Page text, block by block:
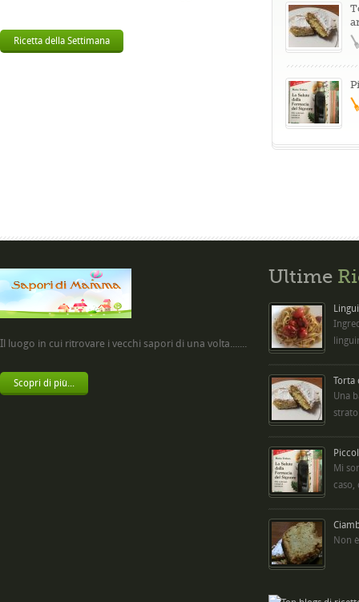
Ricetta della Settimana
Il luogo in cui ritrovare i vecchi sapori di una volta.......
Scopri di più...
Ultime
Torta
Una
Mi
caso,
Non